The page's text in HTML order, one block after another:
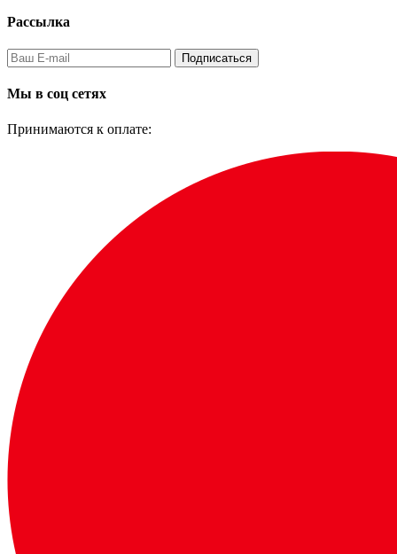
Рассылка
Подписаться
Мы в соц сетях
Принимаются к оплате: